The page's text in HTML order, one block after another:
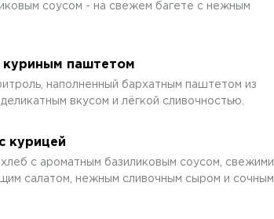
соусом - на свежем багете с нежным
куриным паштетом
наполненный бархатным паштетом из
вкусом и лёгкой сливочностью.
курицей
с ароматным базиликовым соусом, свежими
салатом, нежным сливочным сыром и сочным